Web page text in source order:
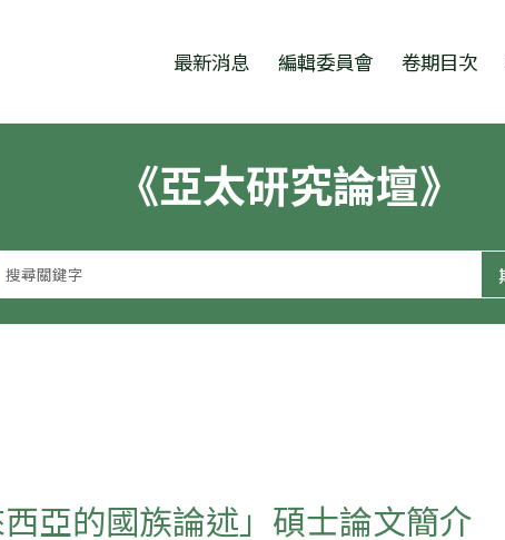
最新消息 編輯委員會 卷期目次
《亞太研究論壇》
亞的國族論述」碩士論文簡介